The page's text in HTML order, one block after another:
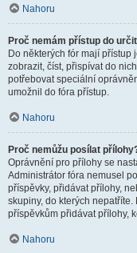
Nahoru
Proč nemám přístup do
Do některých fór mají přístup
zobrazit, číst, přispívat do
potřebovat speciální
umožnil do fóra přístup.
Nahoru
Proč nemůžu posílat
Oprávnění pro přílohy se
Administrátor fóra nemusel
příspěvky, přidávat přílohy,
skupiny, do kterých
příspěvkům přidávat přílohy,
Nahoru